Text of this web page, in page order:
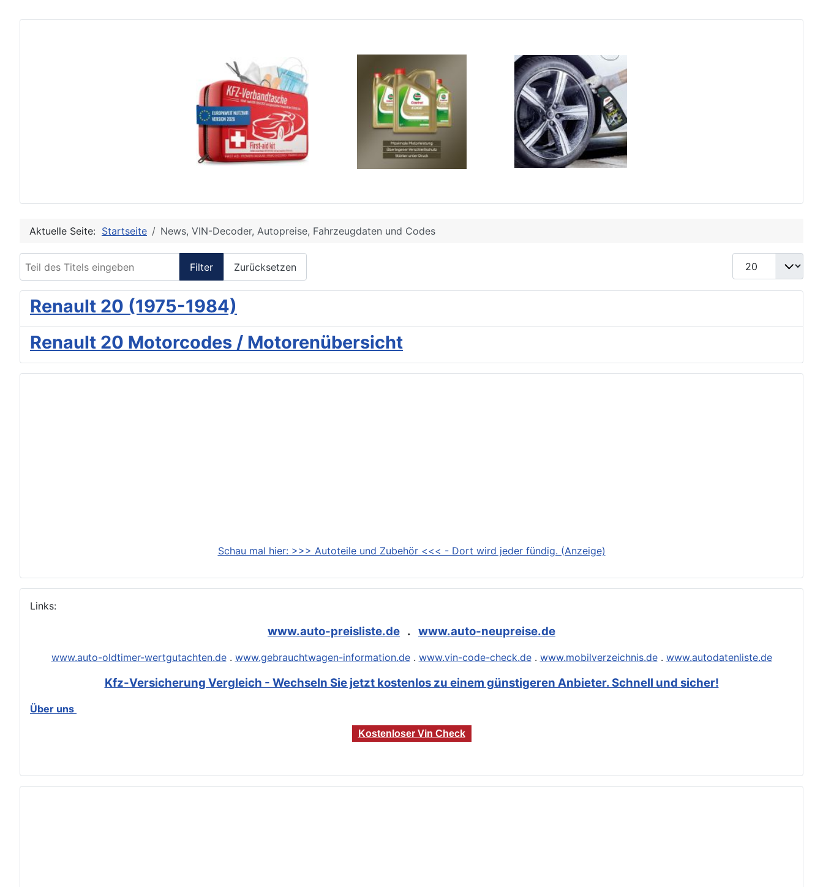
Aktuelle Seite: Startseite News, VIN-Decoder, Autopreise, Fahrzeugdaten und Codes
Filter Zurücksetzen
Anzeige #
Renault 20 (1975-1984)
Renault 20 Motorcodes / Motorenübersicht
Schau mal hier: >>> Autoteile und Zubehör <<< - Dort wird jeder fündig. (Anzeige)
Links:
www.auto-preisliste.de . www.auto-neupreise.de
www.auto-oldtimer-wertgutachten.de. www.gebrauchtwagen-information.de. www.vin-code-check.de. www.mobilverzeichnis.de. www.autodatenliste.de
Kfz-Versicherung Vergleich - Wechseln Sie jetzt kostenlos zu einem günstigeren Anbieter. Schnell und sicher!
Über uns
Kostenloser Vin Check